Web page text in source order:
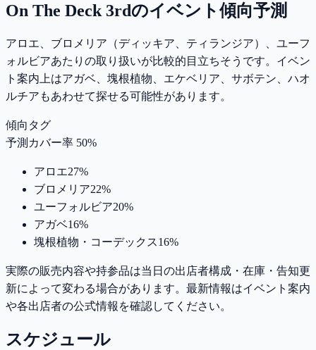
On The Deck 3rdのイベント傾向予測
アロエ、ブロメリア（ディッキア、ティランジア）、ユーフ
ォルビアあたりの取り扱いが比較的目立ちそうです。イベン
ト案内上はアガベ、塊根植物、エケベリア、サボテン、ハオ
ルチアもあわせて探せる可能性があります。
傾向タグ
予測カバー率 50%
アロエ27%
ブロメリア22%
ユーフォルビア20%
アガベ16%
塊根植物・コーデックス16%
実際の販売内容や持参品は当日の出店者構成・在庫・告知更
新によって変わる場合があります。最新情報はイベント案内
や各出店者の公式情報を確認してください。
スケジュール